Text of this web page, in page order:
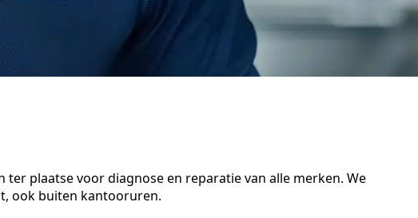
plaatse voor diagnose en reparatie van alle merken. We
ook buiten kantooruren.